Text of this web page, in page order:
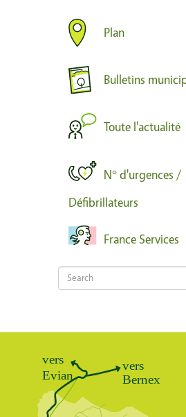
Plan
Bulletins
Toute l'actualité
N° d'urgences /
Défibrillateurs
France Services
Search
Search